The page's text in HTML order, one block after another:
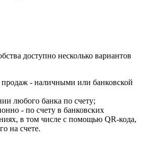
доступно несколько вариантов
продаж - наличными или банковской
любого банка по счету;
- по счету в банковских
в том числе с помощью QR-кода,
на счете.